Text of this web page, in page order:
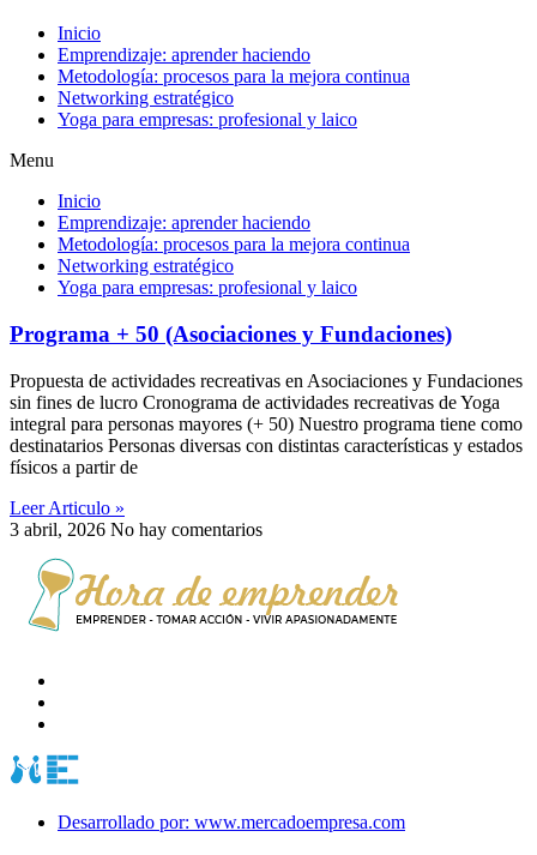
Inicio
Emprendizaje: aprender haciendo
Metodología: procesos para la mejora continua
Networking estratégico
Yoga para empresas: profesional y laico
Menu
Inicio
Emprendizaje: aprender haciendo
Metodología: procesos para la mejora continua
Networking estratégico
Yoga para empresas: profesional y laico
Programa + 50 (Asociaciones y Fundaciones)
Propuesta de actividades recreativas en Asociaciones y Fundaciones
sin fines de lucro Cronograma de actividades recreativas de Yoga
integral para personas mayores (+ 50) Nuestro programa tiene como
destinatarios Personas diversas con distintas características y estados
físicos a partir de
Leer Articulo »
3 abril, 2026 No hay comentarios
Desarrollado por: www.mercadoempresa.com